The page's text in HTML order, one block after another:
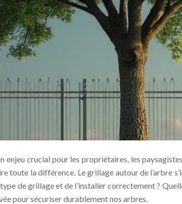
crucial pour les propriétaires, les
toute la différence. Le grillage autour de l’arbre
de grillage et de l’installer correctement ?
pour sécuriser durablement nos arbres.